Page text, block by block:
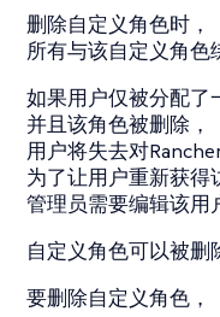
删除自定义角色时，
所有与该自定义角色
如果用户仅被分配了
并且该角色被删除，
用户将失去对
为了让用户重新获得
管理员需要编辑该用
自定义角色可以被删
要删除自定义角色，